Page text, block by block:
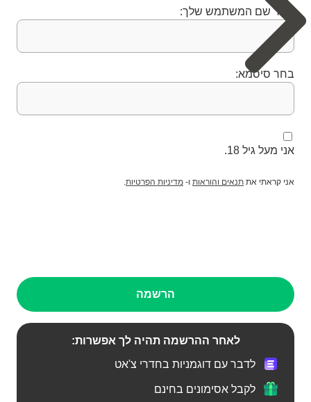
בחר שם המשתמש שלך:
בחר סיסמא:
אני מעל גיל 18.
אני קראתי את תנאים והוראות ו- מדיניות הפרטיות.
הרשמה
לאחר ההרשמה תהיה לך אפשרות:
לדבר עם דוגמניות בחדרי צ'אט
לקבל אסימונים בחינם